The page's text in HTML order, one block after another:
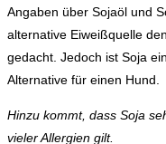
Angaben über Sojaöl und
alternative Eiweißquelle
gedacht. Jedoch ist Soja
Alternative für einen Hund.
Hinzu kommt, dass Soja
vieler Allergien gilt.